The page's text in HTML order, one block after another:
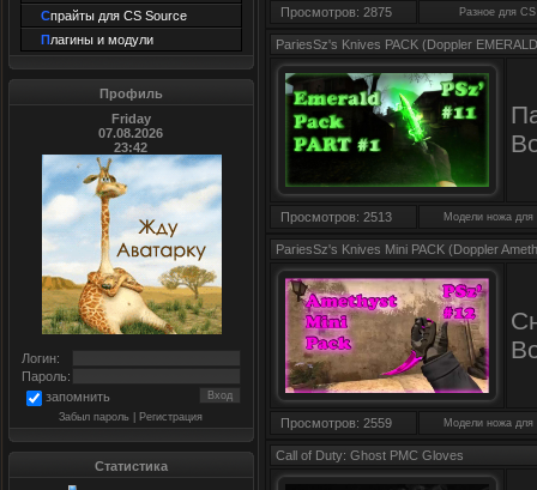
Спрайты для CS Source
Плагины и модули
Профиль
Friday
07.08.2026
23:42
Логин:
Пароль:
запомнить
Забыл пароль Регистрация
Статистика
Просмотров: 2875 Разное для
PariesSz's Knives PACK (Doppler
Просмотров: 2513 Модели ножа для
PariesSz's Knives Mini PACK (Doppler
Просмотров: 2559 Модели ножа для
Call of Duty: Ghost PMC Gloves